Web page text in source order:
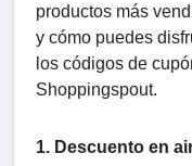
productos más
y cómo puedes
los códigos de
Shoppingspout.
1. Descuento en